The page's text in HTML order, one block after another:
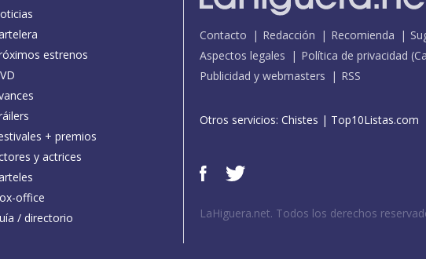
estrenos
+ premios
y actrices
office
/ directorio
Contacto Redacción Recomienda
Aspectos legales
Política de privacidad (
Publicidad y webmasters
RSS
Otros servicios: Chistes | Top10Listas.com
LaHiguera.net. Todos los derechos